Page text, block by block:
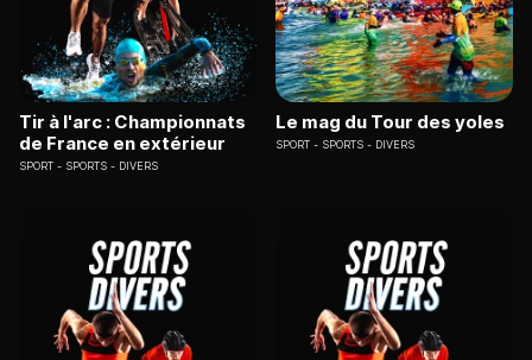
Tir à l'arc : Championnats
de France en extérieur
SPORT SPORTS - DIVERS
Le mag du Tour des yoles
SPORT SPORTS - DIVERS